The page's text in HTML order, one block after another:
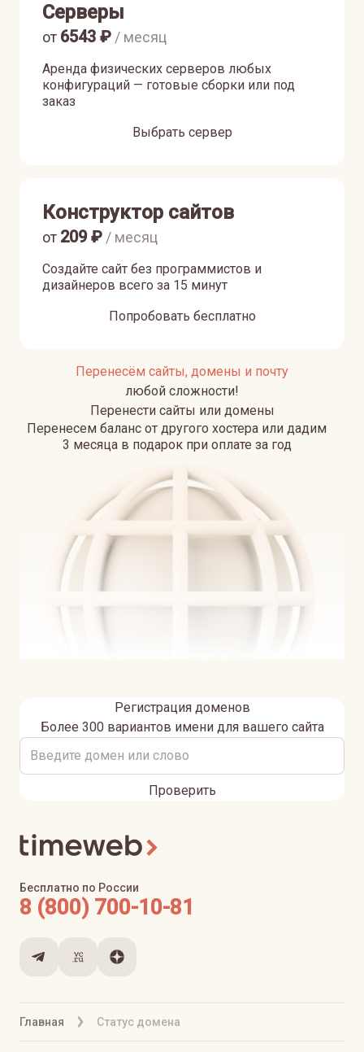
Серверы
Аренда физических серверов любых
конфигураций — готовые сборки или под
заказ
от 6543 ₽ / месяц
Выбрать сервер
Конструктор сайтов
Создайте сайт без программистов и
дизайнеров всего за 15 минут
от 209₽ / месяц
Попробовать бесплатно
Перенесём сайты, домены и почту
любой сложности!
Перенести сайты или домены
Перенесем баланс от другого хостера или дадим
3 месяца в подарок при оплате за год
Регистрация доменов
Более 300 вариантов имени для вашего сайта
Проверить
Главная Статус домена
Бесплатно по России
8 (800) 700-10-81